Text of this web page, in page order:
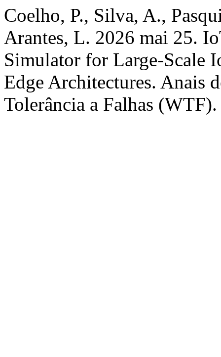
Coelho, P., Silva, A.,
Arantes, L. 2026 mai 25.
Simulator for Large-Scale
Edge Architectures. Anais
Tolerância a Falhas